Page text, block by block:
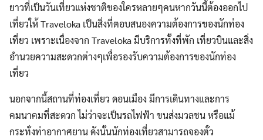
ยาวที่เป็นวันเที่ยวแห่งชาติของใครหลายๆคนหากวันนี้ต้องออกไป
เที่ยวให้ Traveloka เป็นสิ่งที่ตอบสนองความต้องการของนักท่อง
เที่ยว เพราะเนื่องจาก Traveloka มีบริการทั้งที่พัก เที่ยวบินและสิ่ง
อำนวยความสะดวกต่างๆเพื่อรองรับความต้องการของนักท่อง
เที่ยว
นอกจากนี้สถานที่ท่องเที่ยว ดอนเมือง มีการเดินทางและการ
คมนาคมที่สะดวก ไม่ว่าจะเป็นรถไฟฟ้า ขนส่งมวลชน หรือแม้
กระทั่งท่าอากาศยาน ดังนั้นนักท่องเที่ยวสามารถจองตั๋ว